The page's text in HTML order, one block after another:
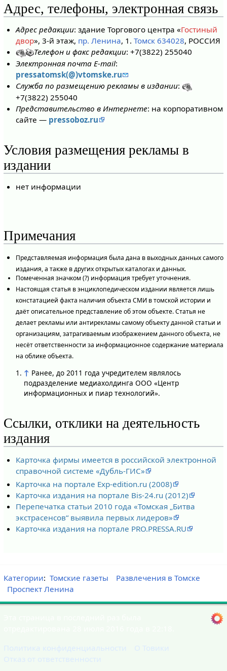
Адрес, телефоны, электронная связь
Адрес редакции: здание Торгового центра «Гостиный
двор», 3-й этаж, пр. Ленина, 1.Томск 634028, РОССИЯ
Телефон и факс редакции: +7(3822) 255040
Электронная почта E-mail:
pressatomsk(@)vtomske.ru
Служба по размещению рекламы в издании:
+7(3822) 255040
Представительство в Интернете: на корпоративном
сайте — pressoboz.ru
Условия размещения рекламы в
издании
нет информации
Примечания
Представляемая информация была дана в выходных данных самого
издания, а также в других открытых каталогах и данных.
Помеченная значком (?) информация требует уточнения.
Настоящая статья в энциклопедическом издании является лишь
констатацией факта наличия объекта СМИ в томской истории и
даёт описательное представление об этом объекте. Статья не
делает рекламы или антирекламы самому объекту данной статьи и
организациям, затрагиваемым изображением данного объекта, не
несёт ответственности за информационное содержание материала
на облике объекта.
↑ Ранее, до 2011 года учредителем являлось
подразделение медиахолдинга ООО «Центр
информационных и пиар технологий».
Ссылки, отклики на деятельность
издания
Карточка фирмы имеется в российской электронной
справочной системе «Дубль-ГИС»
Карточка на портале Exp-edition.ru (2008)
Карточка издания на портале Bis-24.ru (2012)
Перепечатка статьи 2010 года «Томская „Битва
экстрасенсов“ выявила первых лидеров»
Карточка издания на портале PRO.PRESSA.RU
Категории: Томские газеты
Развлечения в Томске
Проспект Ленина